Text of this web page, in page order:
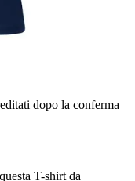
dopo la conferma
T-shirt da